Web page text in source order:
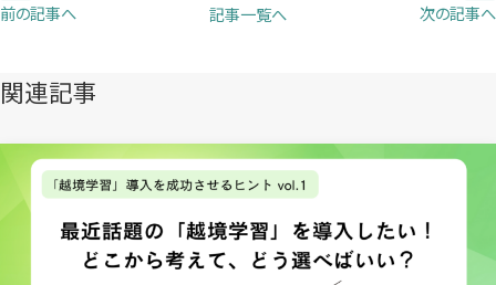
す） す）
で
す）
前の記事へ 記事一覧へ 次の記事へ
関連記事